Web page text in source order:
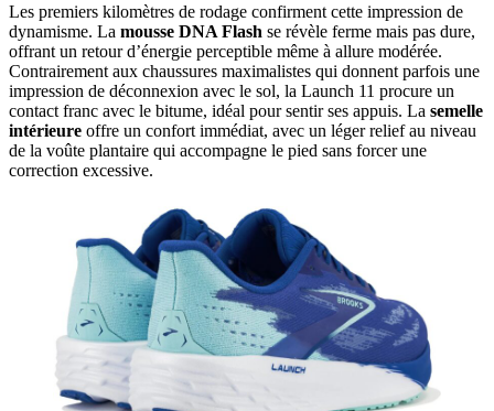
Les premiers kilomètres de rodage confirment cette impression de
dynamisme. La mousse DNA Flash se révèle ferme mais pas dure,
offrant un retour d’énergie perceptible même à allure modérée.
Contrairement aux chaussures maximalistes qui donnent parfois une
impression de déconnexion avec le sol, la Launch 11 procure un
contact franc avec le bitume, idéal pour sentir ses appuis. La semelle
intérieure offre un confort immédiat, avec un léger relief au niveau
de la voûte plantaire qui accompagne le pied sans forcer une
correction excessive.